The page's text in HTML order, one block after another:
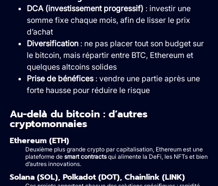
DCA (investissement progressif) : investir une
somme fixe chaque mois, afin de lisser le prix
d’achat
Diversification : ne pas placer tout son budget sur
le bitcoin, mais répartir entre BTC, Ethereum et
quelques altcoins solides
Prise de bénéfices: vendre une partie après une
forte hausse pour réduire le risque
Au-delà du bitcoin : d’autres
cryptomonnaies
Ethereum (ETH)
Deuxième plus grande crypto par capitalisation, Ethereum est une
plateforme de smart contracts qui alimente la DeFi, les NFTs et bien
d’autres innovations.
Solana (SOL), Polkadot (DOT), Chainlink (LINK)